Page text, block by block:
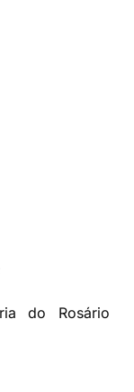
do Rosário